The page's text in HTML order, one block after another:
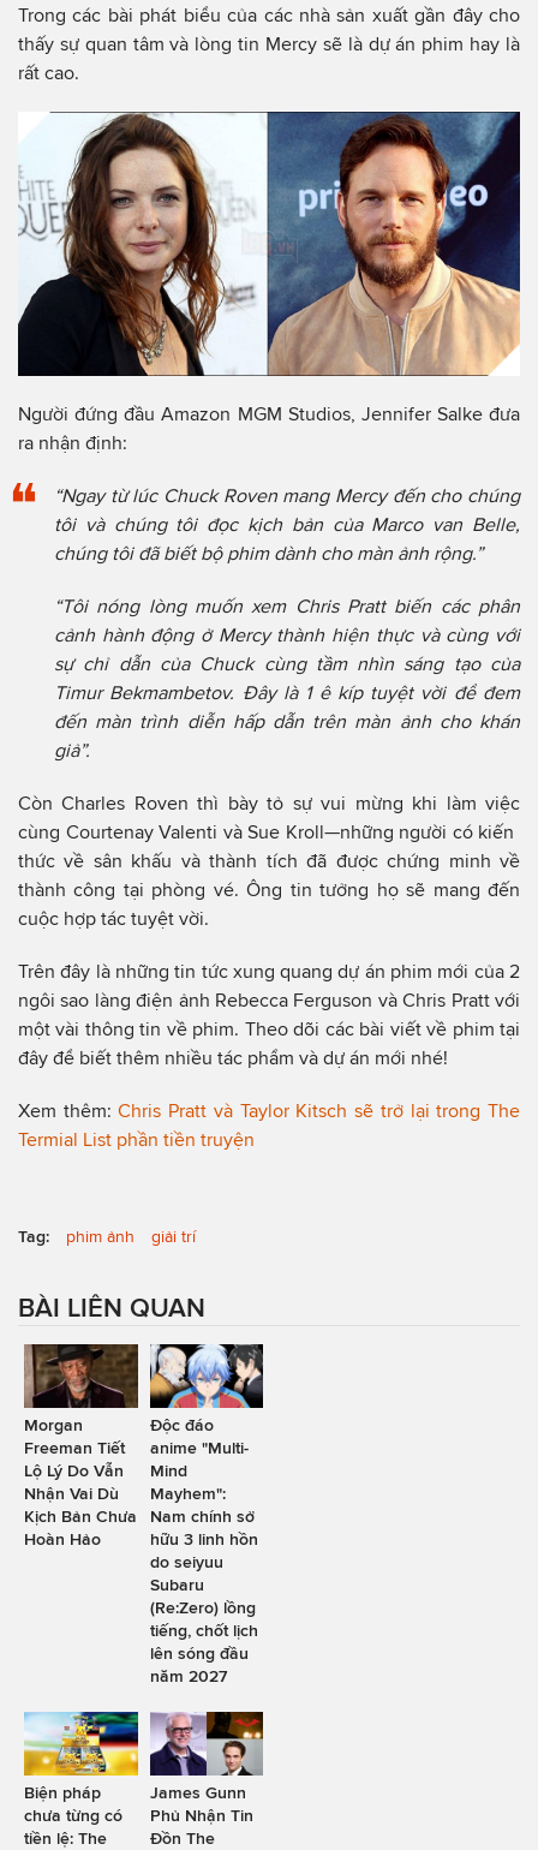
Trong các bài phát biểu của các nhà sản xuất gần đây cho
thấy sự quan tâm và lòng tin Mercy sẽ là dự án phim hay là
rất cao.
Người đứng đầu Amazon MGM Studios, Jennifer Salke đưa
ra nhận định:
“Ngay từ lúc Chuck Roven mang Mercy đến cho chúng
tôi và chúng tôi đọc kịch bản của Marco van Belle,
chúng tôi đã biết bộ phim dành cho màn ảnh rộng.”
“Tôi nóng lòng muốn xem Chris Pratt biến các phân
cảnh hành động ở Mercy thành hiện thực và cùng với
sự chỉ dẫn của Chuck cùng tầm nhìn sáng tạo của
Timur Bekmambetov. Đây là 1 ê kíp tuyệt vời để đem
đến màn trình diễn hấp dẫn trên màn ảnh cho khán
giả”.
Còn Charles Roven thì bày tỏ sự vui mừng khi làm việc
cùng Courtenay Valenti và Sue Kroll—những người có kiến ​​
thức về sân khấu và thành tích đã được chứng minh về
thành công tại phòng vé. Ông tin tưởng họ sẽ mang đến
cuộc hợp tác tuyệt vời.
Trên đây là những tin tức xung quang dự án phim mới của 2
ngôi sao làng điện ảnh Rebecca Ferguson và Chris Pratt với
một vài thông tin về phim. Theo dõi các bài viết về phim tại
đây để biết thêm nhiều tác phẩm và dự án mới nhé!
Xem thêm:Chris Pratt và Taylor Kitsch sẽ trở lại trong The
Termial List phần tiền truyện
Tag: phim ảnh giải trí
BÀI LIÊN QUAN
Morgan
Freeman Tiết
Lộ Lý Do Vẫn
Nhận Vai Dù
Kịch Bản Chưa
Hoàn Hảo
Độc đáo
anime "Multi-
Mind
Mayhem":
Nam chính sở
hữu 3 linh hồn
do seiyuu
Subaru
(Re:Zero) lồng
tiếng, chốt lịch
lên sóng đầu
năm 2027
Biện pháp
chưa từng có
tiền lệ: The
James Gunn
Phủ Nhận Tin
Đồn The